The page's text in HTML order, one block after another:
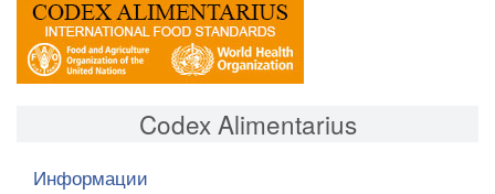
Codex Alimentarius
Информации